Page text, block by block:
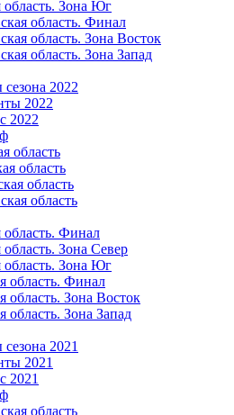
Зона Юг
область. Финал
область. Зона Восток
область. Зона Запад
2022
2022
2022
область
область
область
область
область. Финал
Зона Север
Зона Юг
область. Финал
область. Зона Восток
область. Зона Запад
2021
2021
2021
область